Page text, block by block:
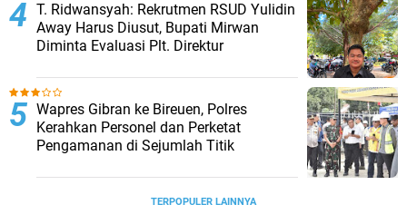
T. Ridwansyah: Rekrutmen RSUD Yulidin
Away Harus Diusut, Bupati Mirwan
Diminta Evaluasi Plt. Direktur
Wapres Gibran ke Bireuen, Polres
Kerahkan Personel dan Perketat
Pengamanan di Sejumlah Titik
TERPOPULER LAINNYA